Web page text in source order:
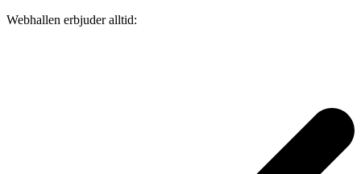
Webhallen erbjuder alltid: